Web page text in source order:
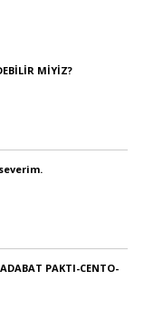
MİYİZ?
PAKTI-CENTO-